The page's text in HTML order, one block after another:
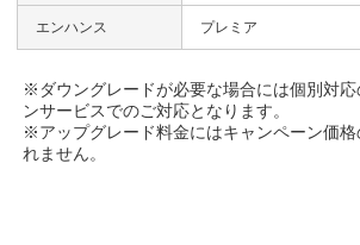
エンハンス プレミア
※ダウングレードが必要な場合には個別対応
ンサービスでのご対応となります。
※アップグレード料金にはキャンペーン価格
れません。